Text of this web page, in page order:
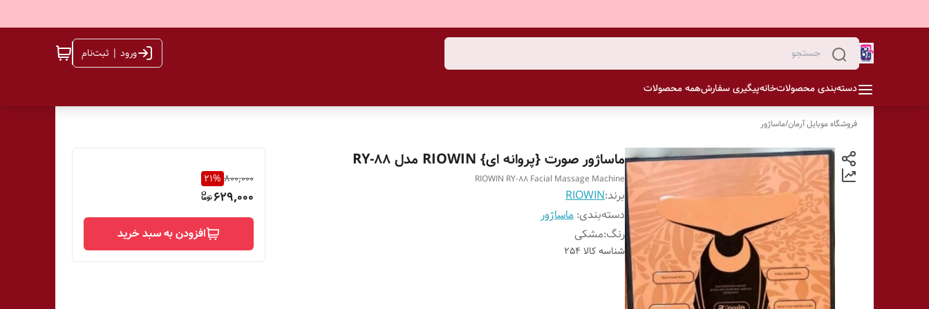
ورود | ثبت‌نام
دسته‌بندی محصولاتخانهپیگیری سفارشهمه محصولات
فروشگاه موبایل آرمان/ماساژور
ماساژور صورت {پروانه ای} RIOWIN مدل RY-88
RIOWIN RY-88 Facial Massage Machine
برند:RIOWIN
دسته‌بندی: ماساژور
رنگ:مشکی
شناسه کالا 254
800,000
21%
629,000
افزودن به سبد خرید